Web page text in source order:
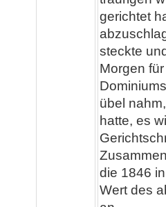
gerichtet
steckte
Morgen
übel
hatte, es
die 1846
Wert des